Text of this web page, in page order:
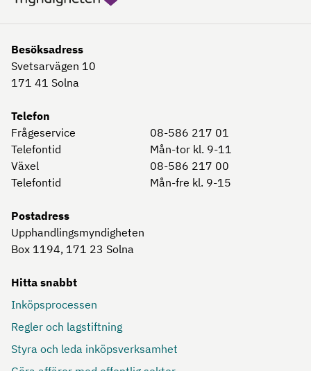
Besöksadress
Svetsarvägen 10
171 41 Solna
Telefon
Frågeservice
08-586 217 01
Telefontid
Mån-tor kl. 9-11
Växel
08-586 217 00
Telefontid
Mån-fre kl. 9-15
Postadress
Upphandlingsmyndigheten
Box 1194, 171 23 Solna
Hitta snabbt
Inköpsprocessen
Regler och lagstiftning
Styra och leda inköpsverksamhet